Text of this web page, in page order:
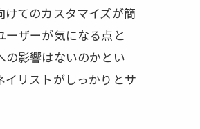
てのカスタマイズが簡
ーザーが気になる点と
の影響はないのかとい
イリストがしっかりとサ